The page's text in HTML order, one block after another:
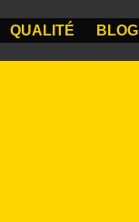
QUALITÉ BLOG